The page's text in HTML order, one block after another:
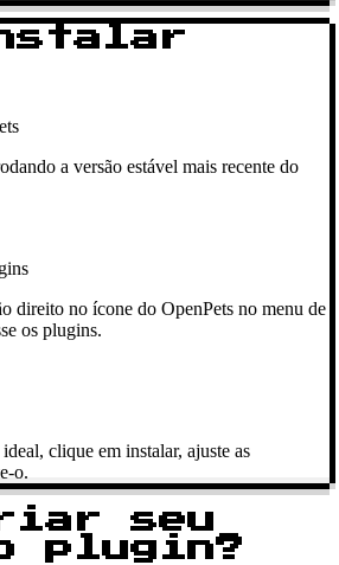
a versão estável mais recente do
direito no ícone do OpenPets no menu de
os plugins.
clique em instalar, ajuste as
o.
seu
plugin?